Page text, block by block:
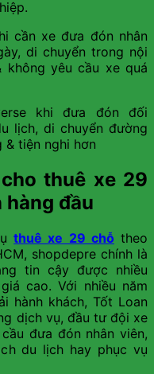
cần xe đưa đón nhân
di chuyển trong nội
yêu cầu xe quá
khi đưa đón đối
lịch, di chuyển đường
& tiện nghi hơn
thuê xe 29
đầu
thuê xe 29 chỗ theo
shopdepre chính là
tin cậy được nhiều
cao. Với nhiều năm
hành khách, Tốt Loan
dịch vụ, đầu tư đội xe
đưa đón nhân viên,
du lịch hay phục vụ